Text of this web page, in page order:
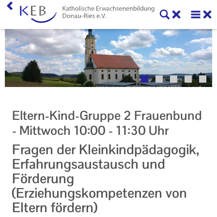
Eltern-Kind-Gruppe 2 Frauenbund
- Mittwoch 10:00 - 11:30 Uhr
Fragen der Kleinkindpädagogik,
Erfahrungsaustausch und
Förderung
(Erziehungskompetenzen von
Eltern fördern)
Home
Willkommen
Veranstaltungen
Zentrale Veranstaltungen
Eltern-Kind-Gruppen
Gymnastikkurse
Alle Veranstaltungen
Ansprechpartner